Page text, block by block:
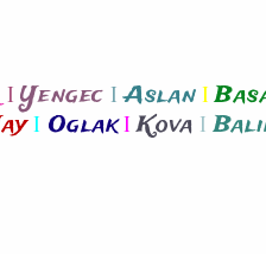
I Yengec I Aslan I
I Oglak I Kova I